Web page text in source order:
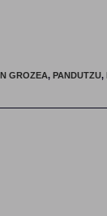
GROZEA, PANDUTZU,